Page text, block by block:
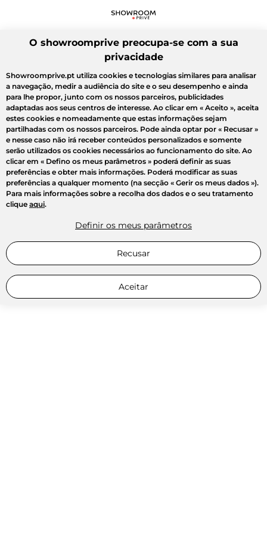
O showroomprive preocupa-se com a sua
privacidade
Showroomprive.pt utiliza cookies e tecnologias similares para analisar
a navegação, medir a audiência do site e o seu desempenho e ainda
para lhe propor, junto com os nossos parceiros, publicidades
adaptadas aos seus centros de interesse. Ao clicar em « Aceito », aceita
estes cookies e nomeadamente que estas informações sejam
partilhadas com os nossos parceiros. Pode ainda optar por « Recusar »
e nesse caso não irá receber conteúdos personalizados e somente
serão utilizados os cookies necessários ao funcionamento do site. Ao
clicar em « Defino os meus parâmetros » poderá definir as suas
preferências e obter mais informações. Poderá modificar as suas
preferências a qualquer momento (na secção « Gerir os meus dados »).
Para mais informações sobre a recolha dos dados e o seu tratamento
clique aqui.
Definir os meus parâmetros
Recusar
Aceitar